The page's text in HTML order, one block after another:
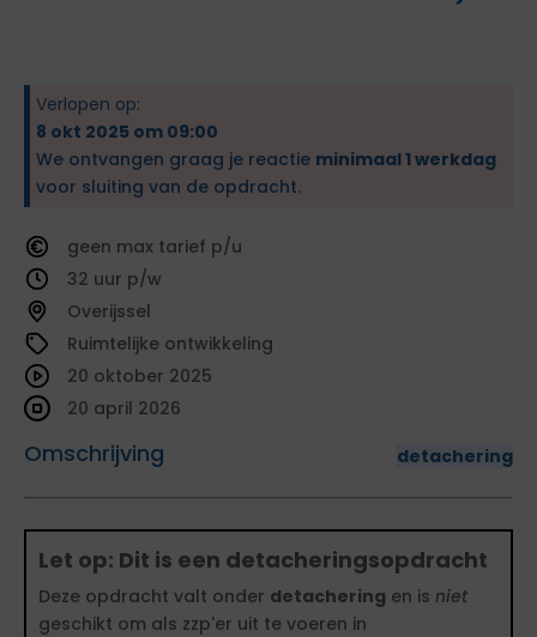
Verlopen op:
8 okt 2025 om 09:00
We ontvangen graag je reactie minimaal 1 werkdag
voor sluiting van de opdracht.
geen
tarief
32
Overijssel
Ruimtelijke ontwikkeling
Omschrijving detachering
20 oktober 2025
20 april 2026
Let op: Dit is een detacheringsopdracht
Deze opdracht valt onder detachering en is niet
geschikt om als zzp'er uit te voeren in